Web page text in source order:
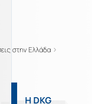
Ακίνητα
στην Ελλάδα
Η DKG